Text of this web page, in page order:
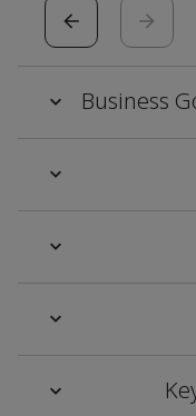
Business